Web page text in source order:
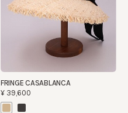
FRINGE CASABLANCA
¥39,600